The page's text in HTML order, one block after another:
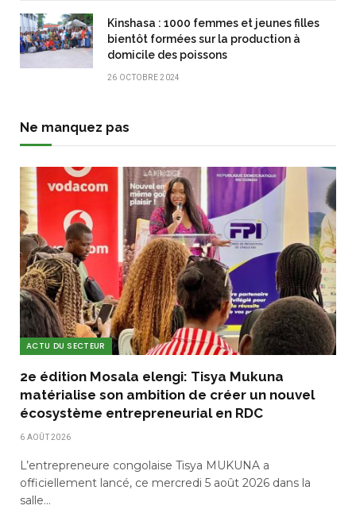
Kinshasa : 1000 femmes et jeunes filles
bientôt formées sur la production à
domicile des poissons
26 OCTOBRE 2024
Ne manquez pas
ACTU DU SECTEUR
2e édition Mosala elengi: Tisya Mukuna
matérialise son ambition de créer un nouvel
écosystème entrepreneurial en RDC
6 AOÛT 2026
L’entrepreneure congolaise Tisya MUKUNA a
officiellement lancé, ce mercredi 5 août 2026 dans la
salle…